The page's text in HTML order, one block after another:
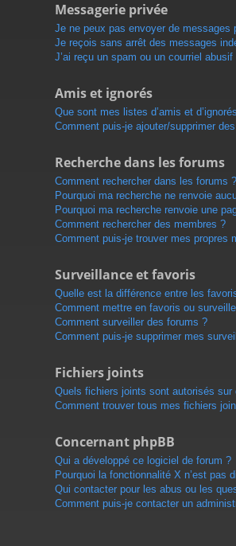
Messagerie privée
Je ne peux pas envoyer de messages
Je reçois sans arrêt des messages
J’ai reçu un spam ou un courriel
Amis et ignorés
Que sont mes listes d’amis et
Comment puis-je ajouter/supprimer
Recherche dans les forums
Comment rechercher dans les forums ?
Pourquoi ma recherche ne renvoie
Pourquoi ma recherche renvoie une
Comment rechercher des membres ?
Comment puis-je trouver mes propres
Surveillance et favoris
Quelle est la différence entre les
Comment mettre en favoris ou
Comment surveiller des forums ?
Comment puis-je supprimer mes
Fichiers joints
Quels fichiers joints sont autorisés sur
Comment trouver tous mes fichiers
Concernant phpBB
Qui a développé ce logiciel de forum ?
Pourquoi la fonctionnalité X n’est pas
Qui contacter pour les abus ou les
Comment puis-je contacter un